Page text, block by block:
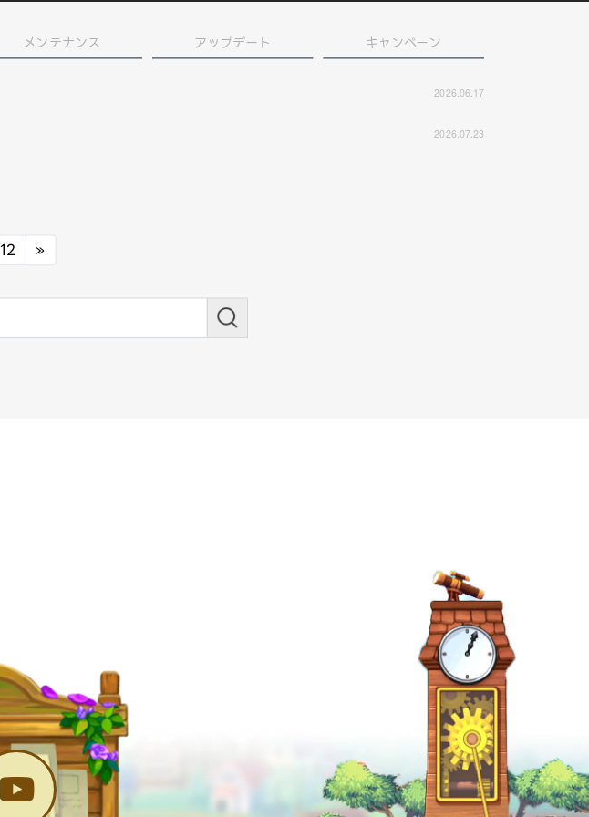
メンテナンス アップデート キャンペーン
2026.06.17
2026.07.23
12 »